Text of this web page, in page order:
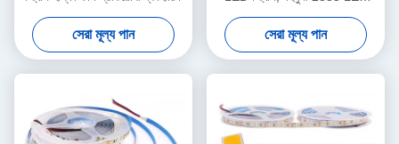
সেরা মূল্য পান
লাইট স্ট্রিপ
সেরা মূল্য পান